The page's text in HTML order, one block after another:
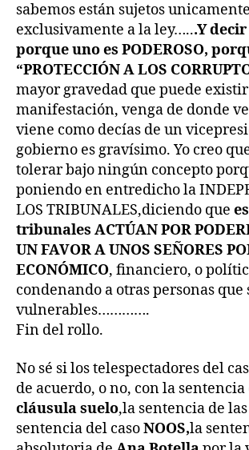
sabemos están sujetos
exclusivamente a la ley…...Y
porque uno es PODEROSO,
“PROTECCIÓN A LOS
mayor gravedad que puede
manifestación, venga de donde
viene como decías de un
gobierno es gravísimo. Yo creo
tolerar bajo ningún concepto
poniendo en entredicho la
LOS TRIBUNALES,diciendo que
tribunales ACTÚAN POR
UN FAVOR A UNOS SEÑORES
ECONÓMICO, financiero, o
condenando a otras personas que
vulnerables………….
Fin del rollo.
No sé si los telespectadores del
de acuerdo, o no, con la sentencia
cláusula suelo,la sentencia de las
sentencia del casoNOOS,la